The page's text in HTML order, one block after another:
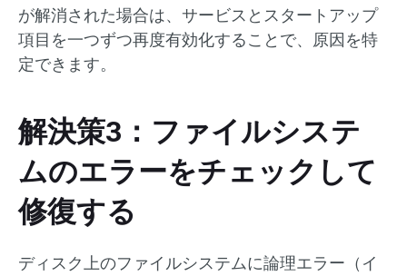
が解消された場合は、サービスとスタートアップ
項目を一つずつ再度有効化することで、原因を特
定できます。
解決策3：ファイルシステ
ムのエラーをチェックして
修復する
ディスク上のファイルシステムに論理エラー（イ